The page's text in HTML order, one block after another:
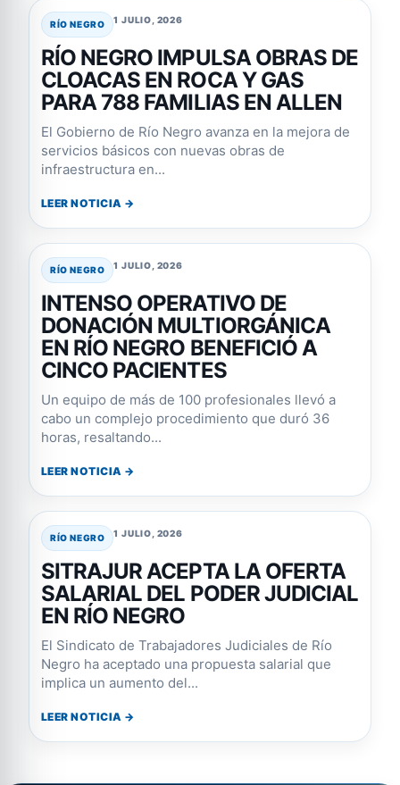
RÍO NEGRO 1 JULIO, 2026
RÍO NEGRO IMPULSA OBRAS DE
CLOACAS EN ROCA Y GAS
PARA 788 FAMILIAS EN ALLEN
El Gobierno de Río Negro avanza en la mejora de
servicios básicos con nuevas obras de
infraestructura en...
LEER NOTICIA →
RÍO NEGRO 1 JULIO, 2026
INTENSO OPERATIVO DE
DONACIÓN MULTIORGÁNICA
EN RÍO NEGRO BENEFICIÓ A
CINCO PACIENTES
Un equipo de más de 100 profesionales llevó a
cabo un complejo procedimiento que duró 36
horas, resaltando...
LEER NOTICIA →
RÍO NEGRO 1 JULIO, 2026
SITRAJUR ACEPTA LA OFERTA
SALARIAL DEL PODER JUDICIAL
EN RÍO NEGRO
El Sindicato de Trabajadores Judiciales de Río
Negro ha aceptado una propuesta salarial que
implica un aumento del...
LEER NOTICIA →